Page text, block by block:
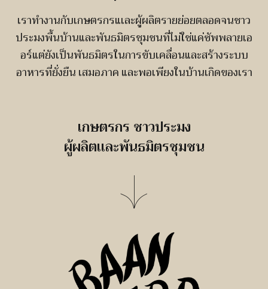
เราทำงานกับเกษตรกรแเละผู้ผลิตรายย่อยตลอดจนชาว
ประมงพื้นบ้านและพันธมิตรชุมชนที่ไม่ใช่แค่ซัพพลายเอ
อร์แต่ยังเป็นพันธมิตรในการขับเคลื่อนและสร้างระบบ
อาหารที่ยั่งยืน เสมอภาค และพอเพียงในบ้านเกิดของเรา
เกษตรกร ชาวประมง
ผู้ผลิตเเละพันธมิตรชุมชน